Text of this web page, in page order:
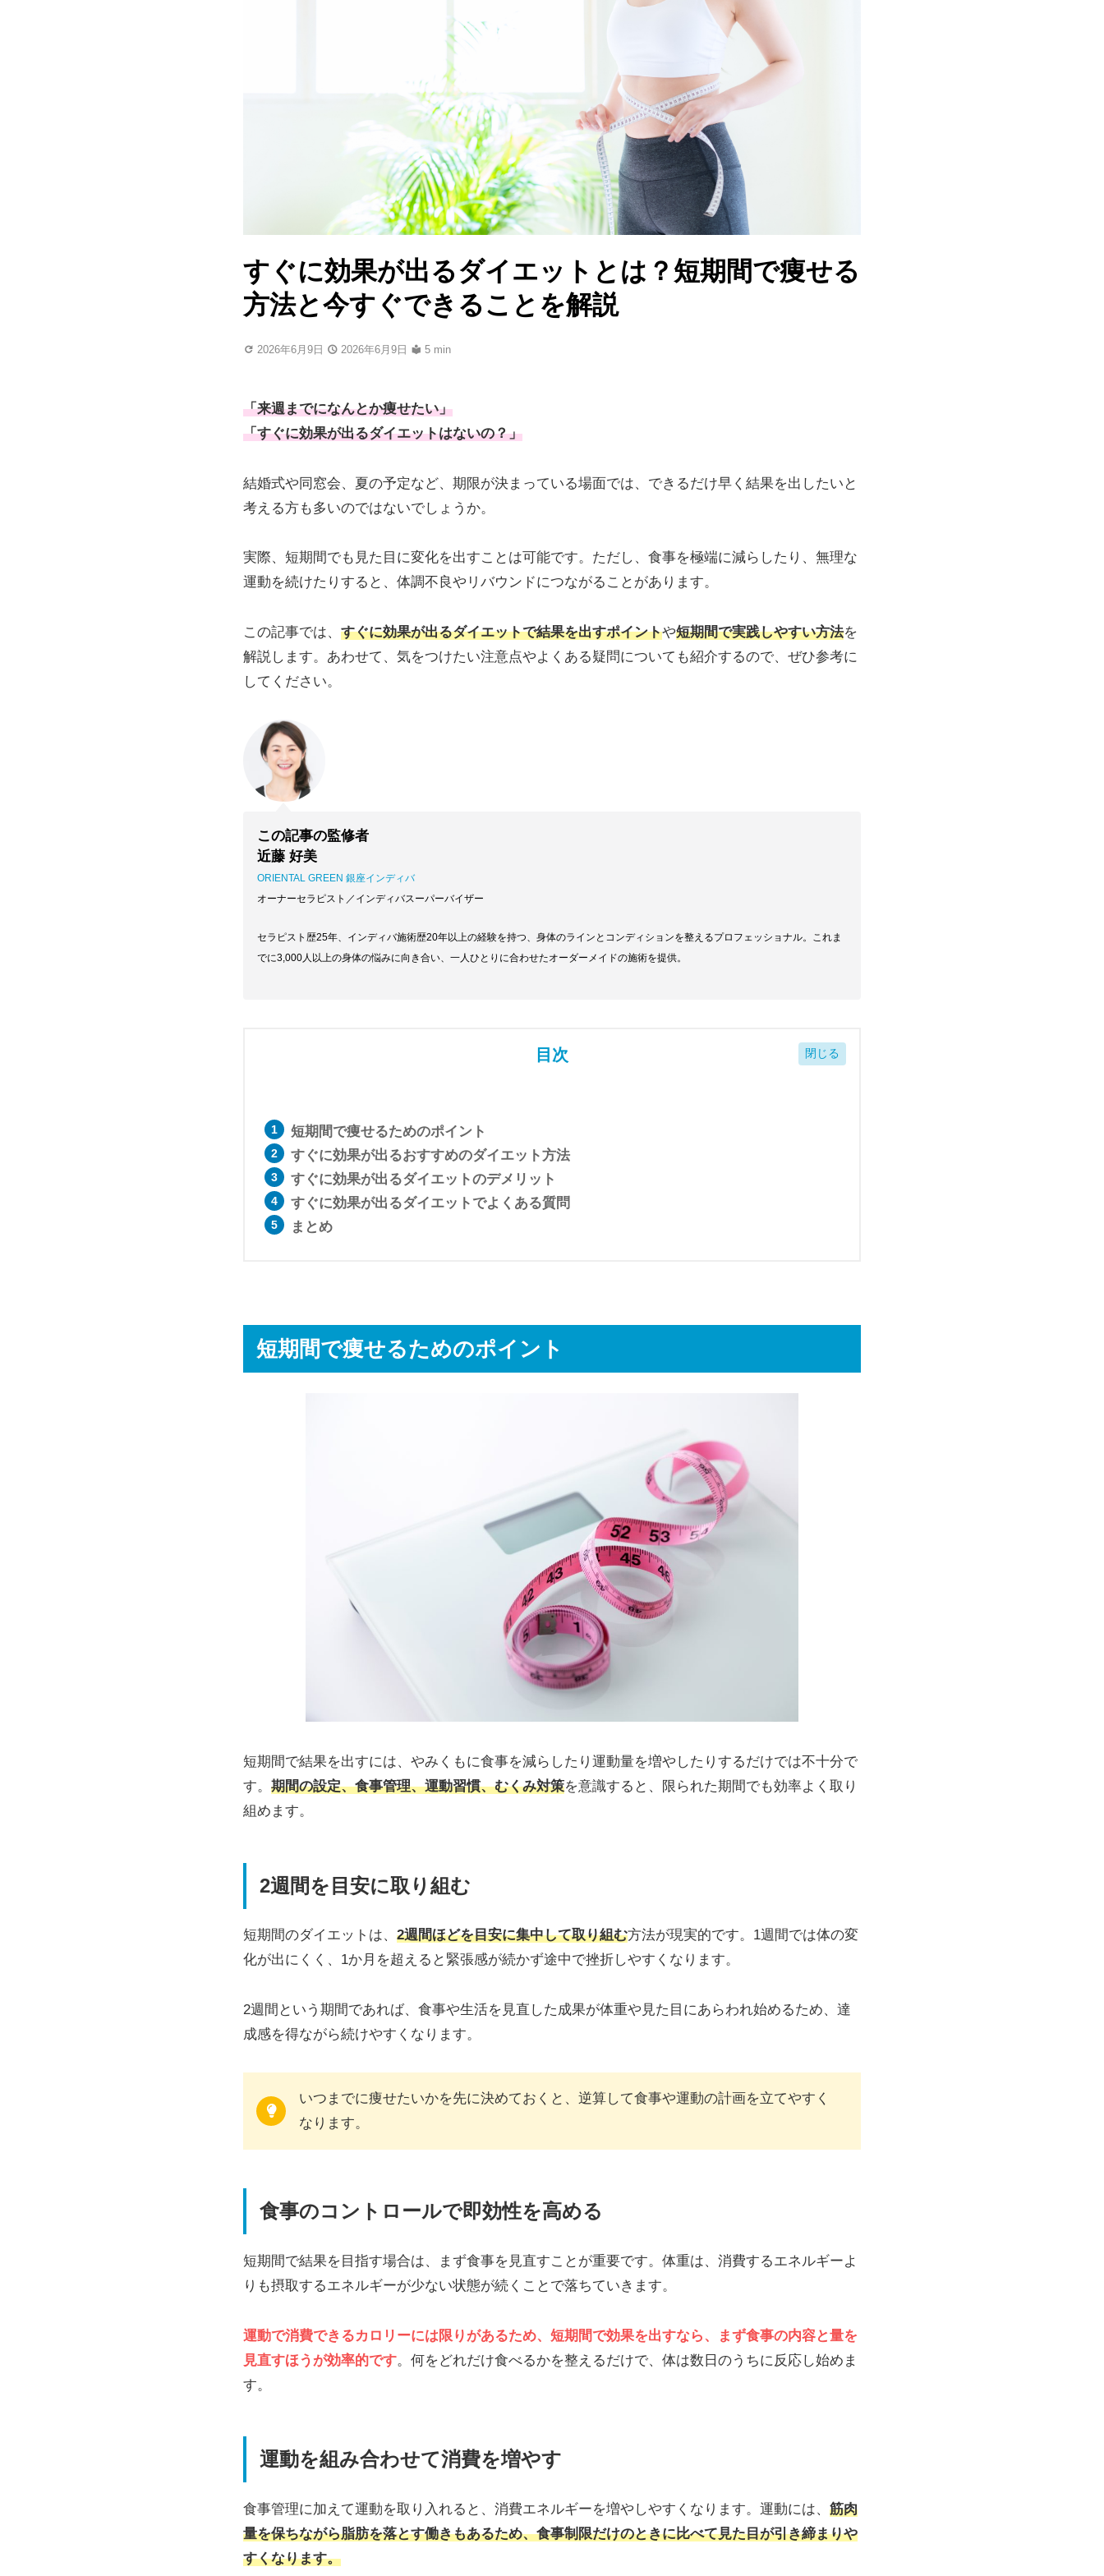
すぐに効果が出るダイエットとは？短期間で痩せる
方法と今すぐできることを解説
2026年6月9日 2026年6月9日 5 min
「来週までになんとか痩せたい」
「すぐに効果が出るダイエットはないの？」
結婚式や同窓会、夏の予定など、期限が決まっている場面では、できるだけ早く結果を出したいと
考える方も多いのではないでしょうか。
実際、短期間でも見た目に変化を出すことは可能です。ただし、食事を極端に減らしたり、無理な
運動を続けたりすると、体調不良やリバウンドにつながることがあります。
この記事では、 すぐに効果が出るダイエットで結果を出すポイントや短期間で実践しやすい方法を
解説します。あわせて、気をつけたい注意点やよくある疑問についても紹介するので、ぜひ参考に
してください。
この記事の監修者
近藤 好美
ORIENTAL GREEN 銀座インディバ
オーナーセラピスト／インディバスーパーバイザー
セラピスト歴25年、インディバ施術歴20年以上の経験を持つ、身体のラインとコンディションを整えるプロフェッショナル。これま
でに3,000人以上の身体の悩みに向き合い、一人ひとりに合わせたオーダーメイドの施術を提供。
目次
短期間で痩せるためのポイント
すぐに効果が出るおすすめのダイエット方法
すぐに効果が出るダイエットのデメリット
すぐに効果が出るダイエットでよくある質問
まとめ
短期間で痩せるためのポイント
短期間で結果を出すには、やみくもに食事を減らしたり運動量を増やしたりするだけでは不十分で
す。 期間の設定、食事管理、運動習慣、むくみ対策を意識すると、限られた期間でも効率よく取り
組めます。
2週間を目安に取り組む
短期間のダイエットは、 2週間ほどを目安に集中して取り組む方法が現実的です。1週間では体の変
化が出にくく、1か月を超えると緊張感が続かず途中で挫折しやすくなります。
2週間という期間であれば、食事や生活を見直した成果が体重や見た目にあらわれ始めるため、達
成感を得ながら続けやすくなります。
いつまでに痩せたいかを先に決めておくと、逆算して食事や運動の計画を立てやすく
なります。
食事のコントロールで即効性を高める
短期間で結果を目指す場合は、まず食事を見直すことが重要です。体重は、消費するエネルギーよ
りも摂取するエネルギーが少ない状態が続くことで落ちていきます。
運動で消費できるカロリーには限りがあるため、短期間で効果を出すなら、まず食事の内容と量を
見直すほうが効率的です。何をどれだけ食べるかを整えるだけで、体は数日のうちに反応し始めま
す。
運動を組み合わせて消費を増やす
食事管理に加えて運動を取り入れると、消費エネルギーを増やしやすくなります。運動には、 筋肉
量を保ちながら脂肪を落とす働きもあるため、食事制限だけのときに比べて見た目が引き締まりや
すくなります。